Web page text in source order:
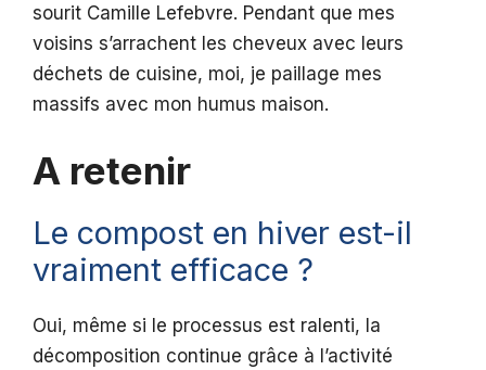
sourit Camille Lefebvre. Pendant que mes
voisins s’arrachent les cheveux avec leurs
déchets de cuisine, moi, je paillage mes
massifs avec mon humus maison.
A retenir
Le compost en hiver est-il
vraiment efficace ?
Oui, même si le processus est ralenti, la
décomposition continue grâce à l’activité